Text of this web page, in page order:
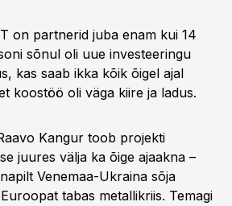
on partnerid juba enam kui 14
sõnul oli uue investeeringu
kas saab ikka kõik õigel ajal
koostöö oli väga kiire ja ladus.
Kangur toob projekti
juures välja ka õige ajaakna –
Venemaa-Ukraina sõja
tabas metallikriis. Temagi